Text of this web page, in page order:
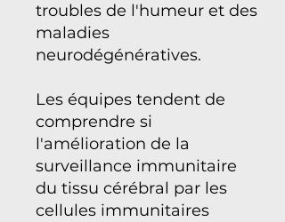
troubles de l'humeur et des
maladies
neurodégénératives.
Les équipes tendent de
comprendre si
l'amélioration de la
surveillance immunitaire
du tissu cérébral par les
cellules immunitaires